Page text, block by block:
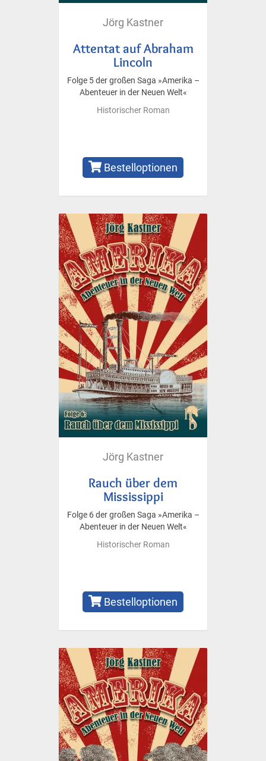
Jörg Kastner
Attentat auf Abraham
Lincoln
Folge 5 der großen Saga »Amerika –
Abenteuer in der Neuen Welt«
Historischer Roman
Bestelloptionen
Jörg Kastner
Rauch über dem
Mississippi
Folge 6 der großen Saga »Amerika –
Abenteuer in der Neuen Welt«
Historischer Roman
Bestelloptionen